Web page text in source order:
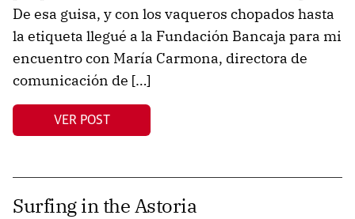
De esa guisa, y con los vaqueros chopados hasta
la etiqueta llegué a la Fundación Bancaja para mi
encuentro con María Carmona, directora de
comunicación de […]
VER POST
Surfing in the Astoria